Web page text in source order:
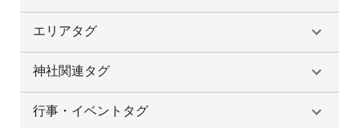
エリアタグ
神社関連タグ
行事・イベントタグ